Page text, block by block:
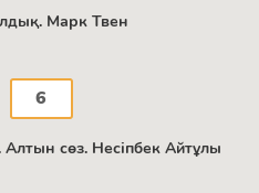
Марк Твен
6
Алтын сөз. Несіпбек Айтұлы